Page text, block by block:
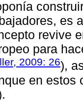
es
revive
para
2009: 26),
en estos